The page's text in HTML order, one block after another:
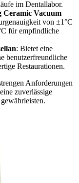
im Dentallabor.
Ceramic Vacuum
von ±1°C
für empfindliche
: Bietet eine
benutzerfreundliche
Restaurationen.
Anforderungen
zuverlässige